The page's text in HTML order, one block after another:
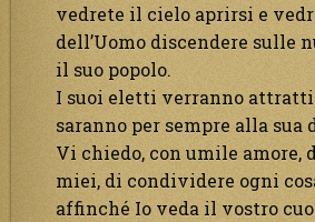
vedrete il cielo aprirsi e
dell’Uomo discendere sulle
il suo popolo.
I suoi eletti verranno attratti
saranno per sempre alla sua
Vi chiedo, con umile
miei, di condividere ogni
affinché Io veda il vostro